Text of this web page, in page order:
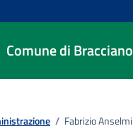
Comune di Bracciano
/ Fabrizio Anselmi